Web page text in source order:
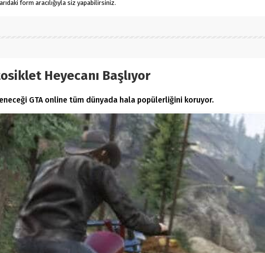
form aracılığıyla siz yapabilirsiniz.
Heyecanı Başlıyor
GTA online tüm dünyada hala popülerliğini koruyor.